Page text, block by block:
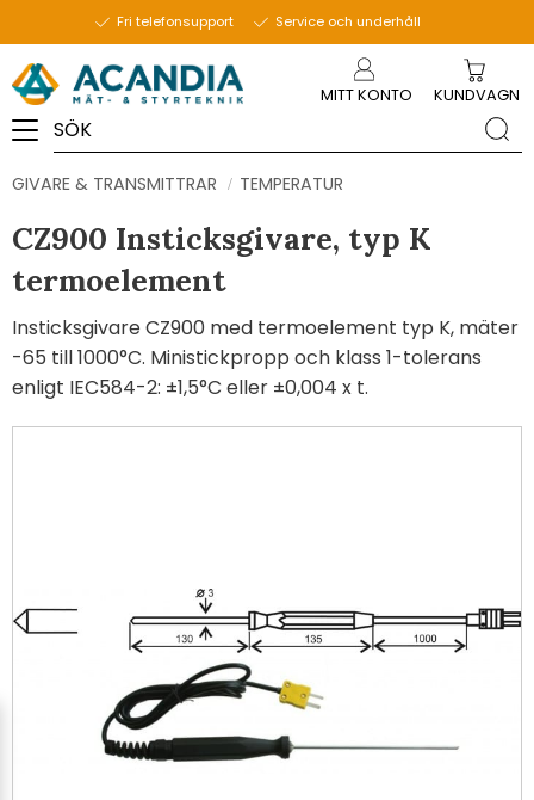
Fri telefonsupport Service och underhåll
MITT KONTO KUNDVAGN
GIVARE & TRANSMITTRAR TEMPERATUR
CZ900 Insticksgivare, typ K
termoelement
Insticksgivare CZ900 med termoelement typ K, mäter
-65 till 1000°C. Ministickpropp och klass 1-tolerans
enligt IEC584-2: ±1,5°C eller ±0,004 x t.